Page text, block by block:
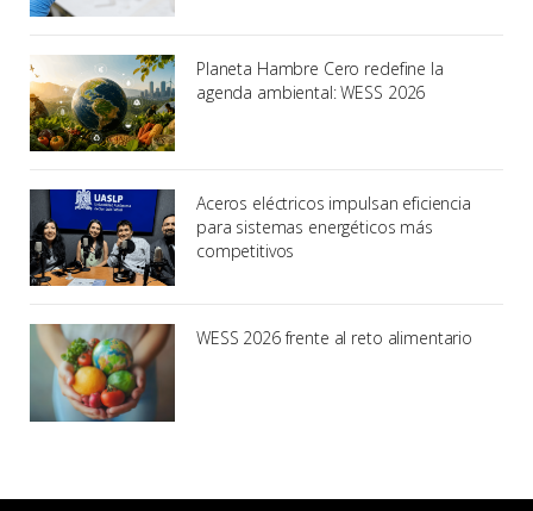
Planeta Hambre Cero redefine la
agenda ambiental: WESS 2026
Aceros eléctricos impulsan eficiencia
para sistemas energéticos más
competitivos
WESS 2026 frente al reto alimentario